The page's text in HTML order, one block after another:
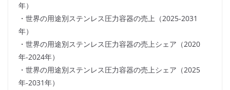
年）
・世界の用途別ステンレス圧力容器の売上（2025-2031
年）
・世界の用途別ステンレス圧力容器の売上シェア（2020
年-2024年）
・世界の用途別ステンレス圧力容器の売上シェア（2025
年-2031年）